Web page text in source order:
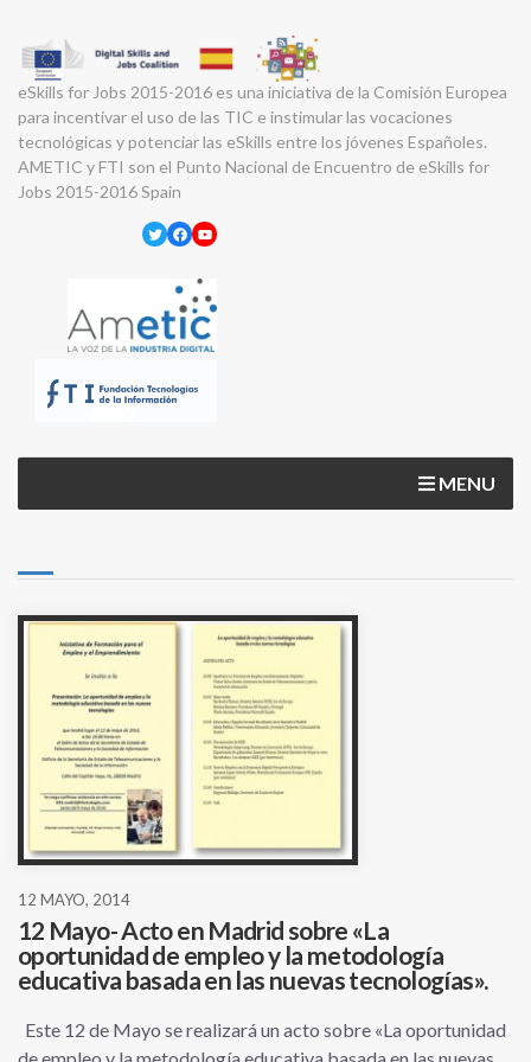
eSkills for Jobs 2015-2016 es una iniciativa de la Comisión Europea
para incentivar el uso de las TIC e instimular las vocaciones
tecnológicas y potenciar las eSkills entre los jóvenes Españoles.
AMETIC y FTI son el Punto Nacional de Encuentro de eSkills for
Jobs 2015-2016 Spain
Twitter
Facebook
YouTube
MENU
12 MAYO, 2014
12 Mayo- Acto en Madrid sobre «La
oportunidad de empleo y la metodología
educativa basada en las nuevas tecnologías».
Este 12 de Mayo se realizará un acto sobre «La oportunidad